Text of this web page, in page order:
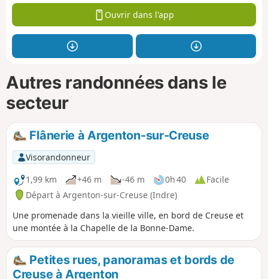
Ouvrir dans l'app
Autres randonnées dans le
secteur
Flânerie à Argenton-sur-Creuse
Visorandonneur
1,99 km
+46 m -46 m 0h 40
Facile
Départ à Argenton-sur-Creuse (Indre)
Une promenade dans la vieille ville, en bord de Creuse et
une montée à la Chapelle de la Bonne-Dame.
Petites rues, panoramas et bords de
Creuse à Argenton